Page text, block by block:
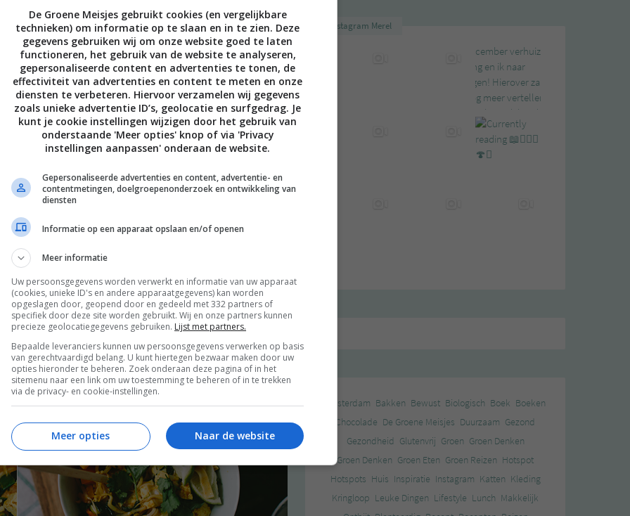
Vandaag deel ik mijn simpele go-to recept dat ik
Deze curry zet je binnen 30 minuten op tafel.
uit maar de smaak is geweldig. Rode chilipasta,
CURRY,GEZOND,INDIAAS MAKKELIJK ,SNEL ,VEGAN
ALLE 19 REACTIES BEKIJKEN
2016
– met winactie
Instagram Merel
Amsterdam Bakken Bewust Biologisch Boek Boeken
Chocolade De Groene Meisjes Duurzaam Gezond
Gezondheid Glutenvrij Groen Groen Denken
Groen Denken Groen Eten Groen Reizen Hotspot
Hotspots Huis Inspiratie Instagram Katten Kleding
Kringloop Leuke Dingen Lifestyle Lunch Makkelijk
De Groene Meisjes gebruikt cookies (en vergelijkbare
technieken) om informatie op te slaan en in te zien. Deze
gegevens gebruiken wij om onze website goed te laten
functioneren, het gebruik van de website te analyseren,
gepersonaliseerde content en advertenties te tonen, de
effectiviteit van advertenties en content te meten en onze
diensten te verbeteren. Hiervoor verzamelen wij gegevens
zoals unieke advertentie ID’s, geolocatie en surfgedrag. Je
kunt je cookie instellingen wijzigen door het gebruik van
onderstaande 'Meer opties' knop of via 'Privacy
instellingen aanpassen' onderaan de website.
Gepersonaliseerde advertenties en content, advertentie- en
contentmetingen, doelgroepenonderzoek en ontwikkeling van
diensten
Informatie op een apparaat opslaan en/of openen
Meer informatie
Uw persoonsgegevens worden verwerkt en informatie van uw apparaat
(cookies, unieke ID's en andere apparaatgegevens) kan worden
opgeslagen door, geopend door en gedeeld met 332 partners of
specifiek door deze site worden gebruikt. Wij en onze partners kunnen
precieze geolocatiegegevens gebruiken. Lijst met partners.
Bepaalde leveranciers kunnen uw persoonsgegevens verwerken op basis
van gerechtvaardigd belang. U kunt hiertegen bezwaar maken door uw
opties hieronder te beheren. Zoek onderaan deze pagina of in het
sitemenu naar een link om uw toestemming te beheren of in te trekken
via de privacy- en cookie-instellingen.
Naar de website
Meer opties